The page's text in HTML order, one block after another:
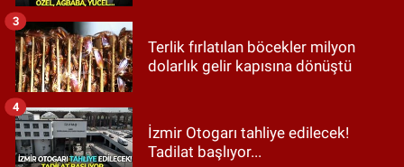
Terlik fırlatılan böcekler milyon
dolarlık gelir kapısına dönüştü
3
İzmir Otogarı tahliye edilecek!
Tadilat başlıyor...
4